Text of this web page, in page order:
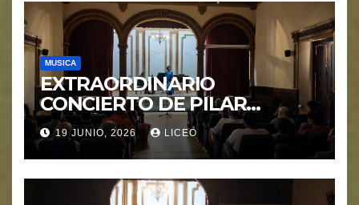
MUSICA
EXTRAORDINARIO
CONCIERTO DE PILAR
MORÁGUEZ e ARABEL
MORÁGUEZ
19 JUNIO, 2026 LICEO